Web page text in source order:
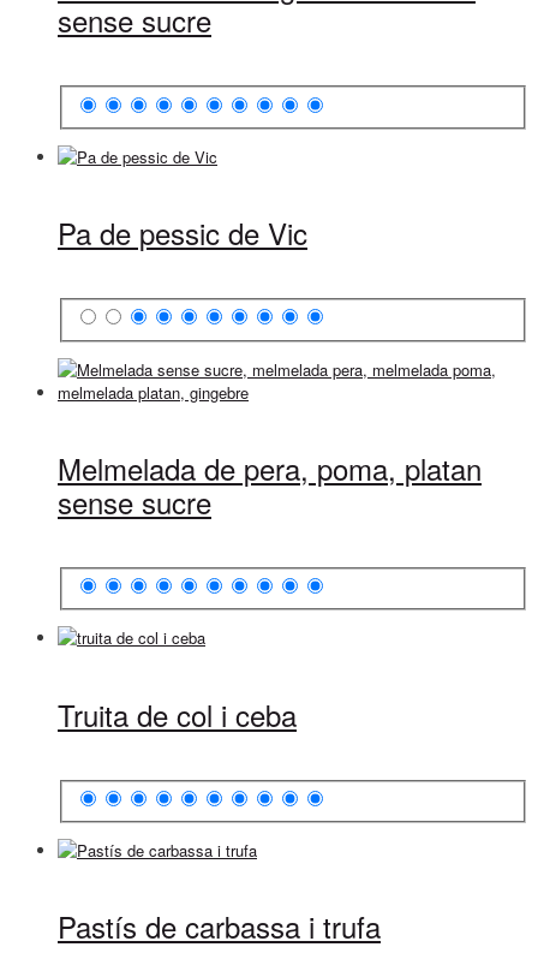
sense sucre
Pa de pessic de Vic
Melmelada de pera, poma, platan
sense sucre
Truita de col i ceba
Pastís de carbassa i trufa